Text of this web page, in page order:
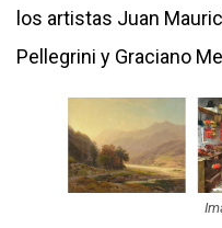
los artistas Juan
Pellegrini y Graciano